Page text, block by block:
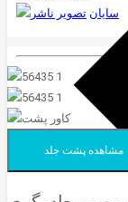
سایان
مشاهده پشت جلد